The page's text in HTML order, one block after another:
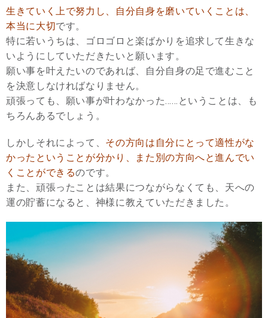
生きていく上で努力し、自分自身を磨いていくことは、
本当に大切です。
特に若いうちは、ゴロゴロと楽ばかりを追求して生きな
いようにしていただきたいと願います。
願い事を叶えたいのであれば、自分自身の足で進むこと
を決意しなければなりません。
頑張っても、願い事が叶わなかった……ということは、も
ちろんあるでしょう。
しかしそれによって、 その方向は自分にとって適性がな
かったということが分かり、また別の方向へと進んでい
くことができるのです。
また、頑張ったことは結果につながらなくても、天への
運の貯蓄になると、神様に教えていただきました。